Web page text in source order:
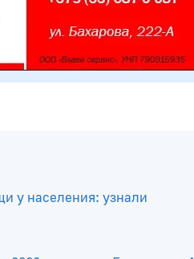
у населения: узнали